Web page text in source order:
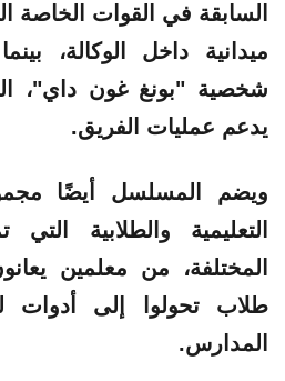
السابقة في القوات الخاصة
ميدانية داخل الوكالة،
شخصية "بونغ غون داي"،
يدعم عمليات الفريق.
ويضم المسلسل أيضًا
التعليمية والطلابية
المختلفة، من معلمين
طلاب تحولوا إلى أدوات
المدارس.